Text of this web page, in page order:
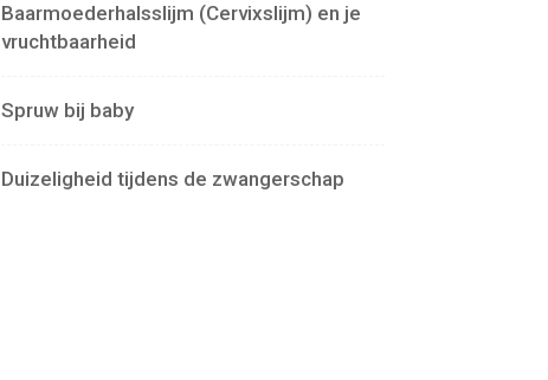
Baarmoederhalsslijm (Cervixslijm) en je
vruchtbaarheid
Spruw bij baby
Duizeligheid tijdens de zwangerschap